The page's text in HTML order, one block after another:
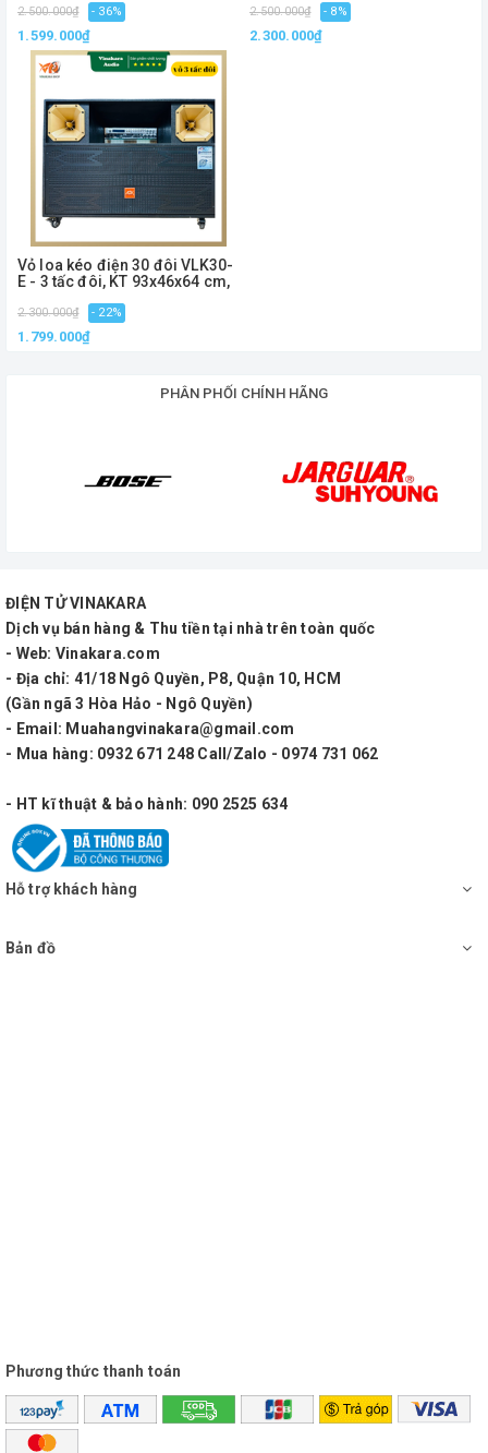
2.500.000₫ - 36%
1.599.000₫
2.500.000₫ - 8%
2.300.000₫
Vỏ loa kéo điện 30 đôi VLK30-
E - 3 tấc đôi, KT 93x46x64 cm,
2.300.000₫ - 22%
1.799.000₫
PHÂN PHỐI CHÍNH HÃNG
ĐIỆN TỬ VINAKARA
Dịch vụ bán hàng & Thu tiền tại nhà trên toàn quốc
- Web: Vinakara.com
- Địa chỉ: 41/18 Ngô Quyền, P8, Quận 10, HCM
(Gần ngã 3 Hòa Hảo - Ngô Quyền)
- Email: Muahangvinakara@gmail.com
- Mua hàng: 0932 671 248 Call/Zalo - 0974 731 062
- HT kĩ thuật & bảo hành: 090 2525 634
Hỗ trợ khách hàng
Bản đồ
Phương thức thanh toán